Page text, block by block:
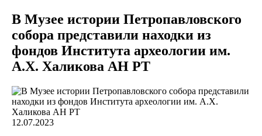
В Музее истории Петропавловского
собора представили находки из
фондов Института археологии им.
А.Х. Халикова АН РТ
12.07.2023